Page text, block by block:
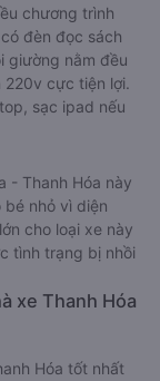
chương trình
đèn đọc sách
giường nằm đều
cực tiện lợi.
sạc ipad nếu
- Thanh Hóa này
nhỏ vì diện
cho loại xe này
tình trạng bị nhồi
xe Thanh Hóa
Hóa tốt nhất